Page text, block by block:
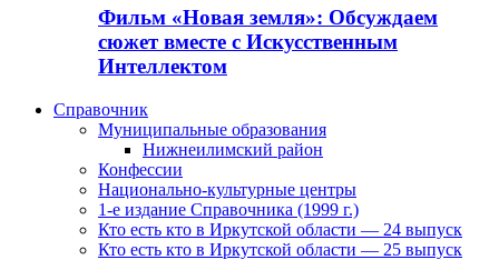
Фильм «Новая земля»: Обсуждаем
сюжет вместе с Искусственным
Интеллектом
Справочник
Муниципальные образования
Нижнеилимский район
Конфессии
Национально-культурные центры
1-е издание Справочника (1999 г.)
Кто есть кто в Иркутской области — 24 выпуск
Кто есть кто в Иркутской области — 25 выпуск